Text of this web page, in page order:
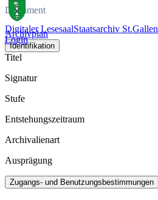
Digitaler LesesaalStaatsarchiv St.Gallen
Login
Dokument
Archivplan
Identifikation
Titel
Signatur
Stufe
Entstehungszeitraum
Archivalienart
Ausprägung
Zugangs- und Benutzungsbestimmungen